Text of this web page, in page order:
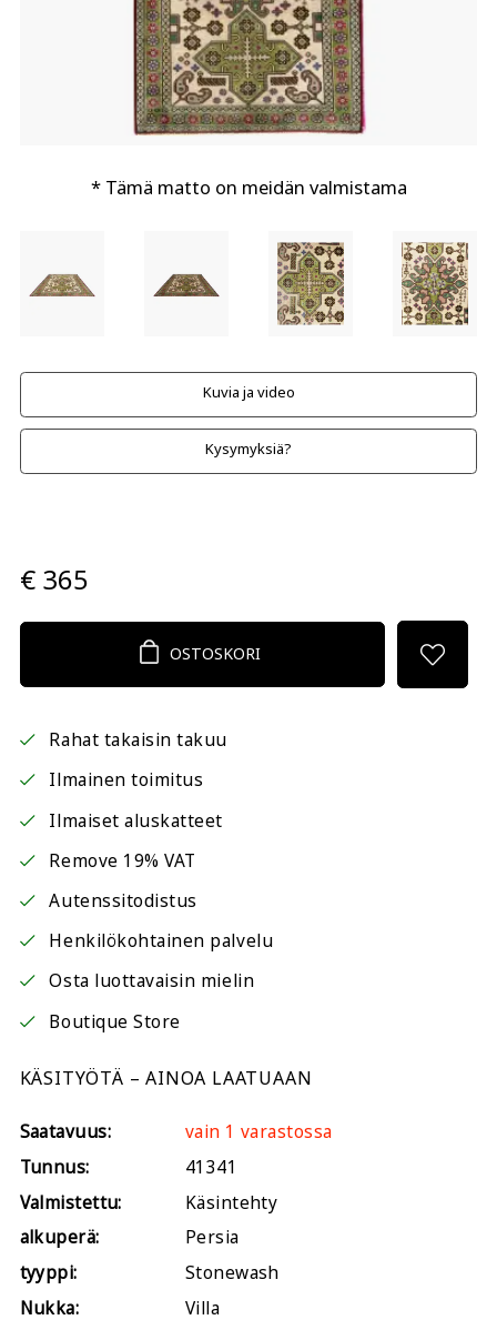
* Tämä matto on meidän valmistama
Kuvia ja video
Kysymyksiä?
€ 365
OSTOSKORI
Rahat takaisin takuu
Ilmainen toimitus
Ilmaiset aluskatteet
Remove 19% VAT
Autenssitodistus
Henkilökohtainen palvelu
Osta luottavaisin mielin
Boutique Store
KÄSITYÖTÄ – AINOA LAATUAAN
Saatavuus:
vain 1 varastossa
Tunnus:
41341
Valmistettu:
Käsintehty
alkuperä:
Persia
tyyppi:
Stonewash
Nukka:
Villa